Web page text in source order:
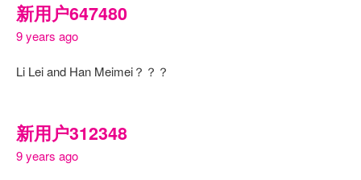
新用户647480
9 years ago
Li Lei and Han Meimei？？？
新用户312348
9 years ago